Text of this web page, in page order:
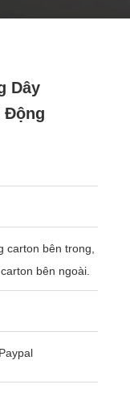
Dây
Động
carton bên trong,
bên ngoài.